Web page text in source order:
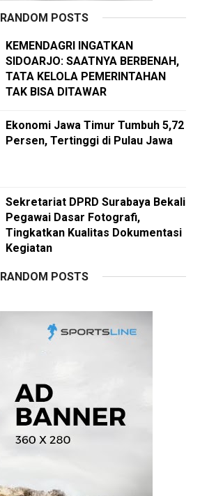
RANDOM POSTS
KEMENDAGRI INGATKAN
SIDOARJO: SAATNYA BERBENAH,
TATA KELOLA PEMERINTAHAN
TAK BISA DITAWAR
Ekonomi Jawa Timur Tumbuh 5,72
Persen, Tertinggi di Pulau Jawa
Sekretariat DPRD Surabaya Bekali
Pegawai Dasar Fotografi,
Tingkatkan Kualitas Dokumentasi
Kegiatan
RANDOM POSTS